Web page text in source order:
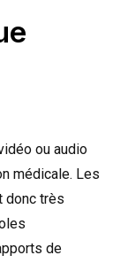
ou audio
médicale. Les
donc très
de